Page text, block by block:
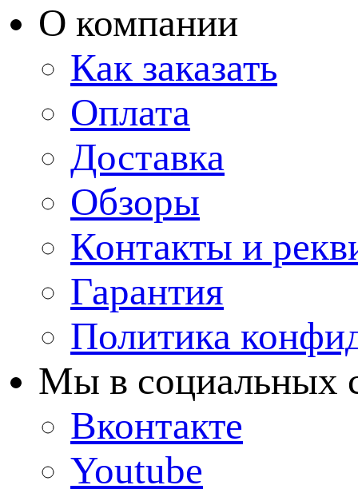
О компании
Как заказать
Оплата
Доставка
Обзоры
Контакты и
Гарантия
Политика
Мы в cоциальных
Вконтакте
Youtube